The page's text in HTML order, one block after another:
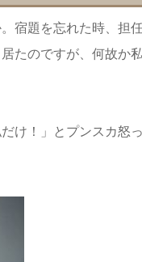
宿題を忘れた時、担
たのですが、何故か
け！」とプンスカ怒